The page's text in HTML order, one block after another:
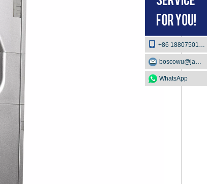
+86 18807501129
WhatsApp